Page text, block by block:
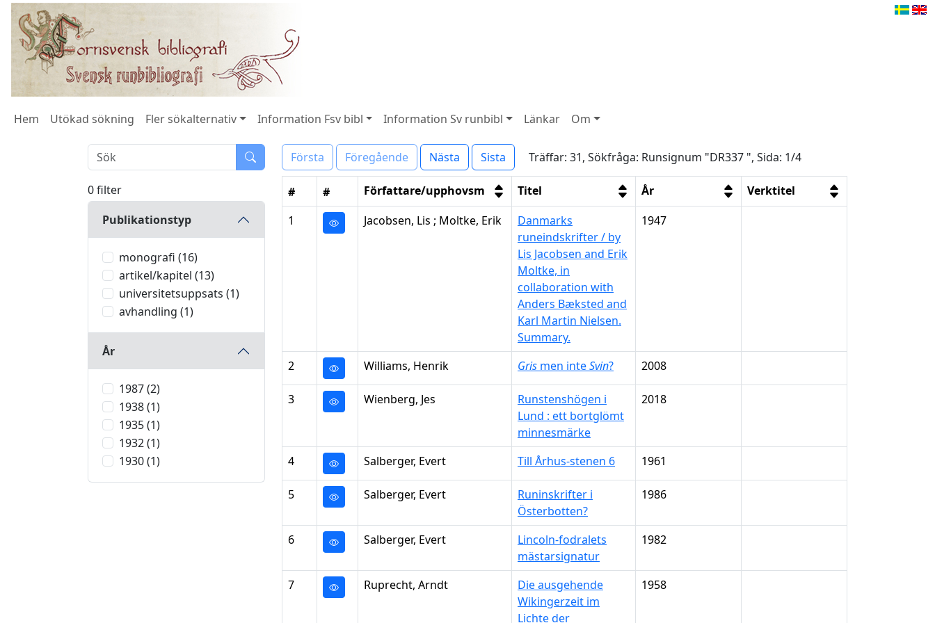
Hem Utökad sökning Fler sökalternativ Information Fsv bibl Information Sv runbibl Länkar Om
0 filter
Publikationstyp
monografi (16)
artikel/kapitel (13)
universitetsuppsats (1)
avhandling (1)
År
1987 (2)
1938 (1)
1935 (1)
1932 (1)
1930 (1)
Första Föregående Nästa Sista Träffar: 31, Sökfråga: Runsignum "DR337 ", Sida: 1/4
# # Författare/upphovsm Titel År
Verktitel
1
Jacobsen, Lis ; Moltke, Erik
Danmarks
runeindskrifter / by
Lis Jacobsen and Erik
Moltke, in
collaboration with
Anders Bæksted and
Karl Martin Nielsen.
Summary.
1947
2 Williams, Henrik Gris men inteSvin? 2008
3 Wienberg, Jes
Runstenshögen i
Lund : ett bortglömt
minnesmärke
2018
4 Salberger, Evert Till Århus-stenen 6 1961
5 Salberger, Evert
Runinskrifter i
Österbotten?
1986
6 Salberger, Evert
Lincoln-fodralets
mästarsignatur
1982
7 Ruprecht, Arndt
Die ausgehende
Wikingerzeit im
Lichte der
1958